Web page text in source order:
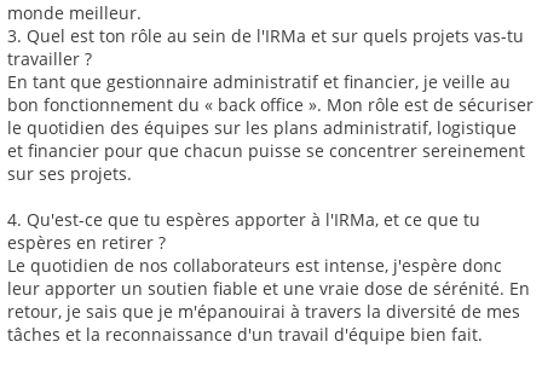
monde meilleur.
3. Quel est ton rôle au sein de l'IRMa et sur quels projets vas-tu
travailler ?
En tant que gestionnaire administratif et financier, je veille au
bon fonctionnement du « back office ». Mon rôle est de sécuriser
le quotidien des équipes sur les plans administratif, logistique
et financier pour que chacun puisse se concentrer sereinement
sur ses projets.
4. Qu'est-ce que tu espères apporter à l'IRMa, et ce que tu
espères en retirer ?
Le quotidien de nos collaborateurs est intense, j'espère donc
leur apporter un soutien fiable et une vraie dose de sérénité. En
retour, je sais que je m'épanouirai à travers la diversité de mes
tâches et la reconnaissance d'un travail d'équipe bien fait.